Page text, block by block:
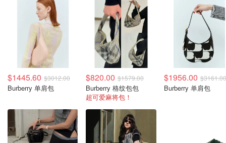
$1445.60 $3012.00
Burberry 单肩包
$820.00 $1579.00
Burberry 格纹包包
超可爱麻将包！
$1956.00 $3161.00
Burberry 单肩包